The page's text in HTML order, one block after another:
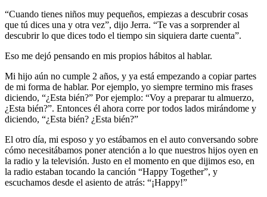
“Cuando tienes niños muy pequeños, empiezas a descubrir cosas
que tú dices una y otra vez”, dijo Jerra. “Te vas a sorprender al
descubrir lo que dices todo el tiempo sin siquiera darte cuenta”.
Eso me dejó pensando en mis propios hábitos al hablar.
Mi hijo aún no cumple 2 años, y ya está empezando a copiar partes
de mi forma de hablar. Por ejemplo, yo siempre termino mis frases
diciendo, “¿Esta bién?” Por ejemplo: “Voy a preparar tu almuerzo,
¿Esta bién?”. Entonces él ahora corre por todos lados mirándome y
diciendo, “¿Esta bién? ¿Esta bién?”
El otro día, mi esposo y yo estábamos en el auto conversando sobre
cómo necesitábamos poner atención a lo que nuestros hijos oyen en
la radio y la televisión. Justo en el momento en que dijimos eso, en
la radio estaban tocando la canción “Happy Together”, y
escuchamos desde el asiento de atrás: “¡Happy!”